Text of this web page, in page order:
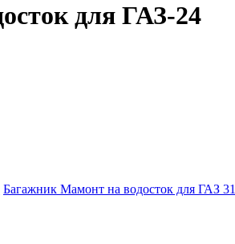
для ГАЗ-24
Багажник Мамонт на водосток для ГАЗ